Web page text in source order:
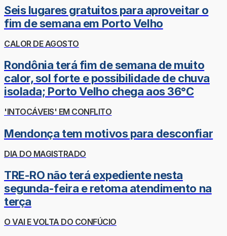
Seis lugares gratuitos para aproveitar o
fim de semana em Porto Velho
CALOR DE AGOSTO
Rondônia terá fim de semana de muito
calor, sol forte e possibilidade de chuva
isolada; Porto Velho chega aos 36°C
'INTOCÁVEIS' EM CONFLITO
Mendonça tem motivos para desconfiar
DIA DO MAGISTRADO
TRE-RO não terá expediente nesta
segunda-feira e retoma atendimento na
terça
O VAI E VOLTA DO CONFÚCIO